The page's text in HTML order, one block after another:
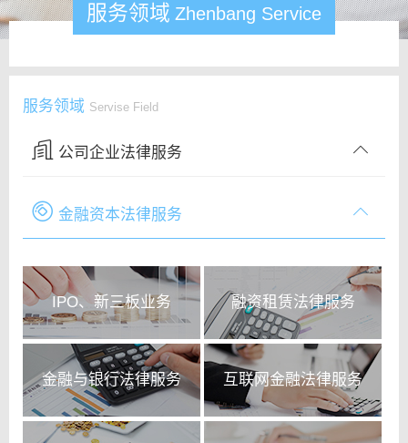
服务领域 Zhenbang Service
服务领域 Servise Field
公司企业法律服务
金融资本法律服务
IPO、新三板业务 融资租赁法律服务
金融与银行法律服务 互联网金融法律服务